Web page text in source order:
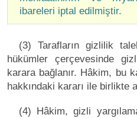
ibareleri iptal edilmiştir.
(3) Tarafların gizlilik
hükümler çerçevesinde
karara bağlanır. Hâkim, bu
hakkındaki kararı ile birlikte
(4) Hâkim, gizli